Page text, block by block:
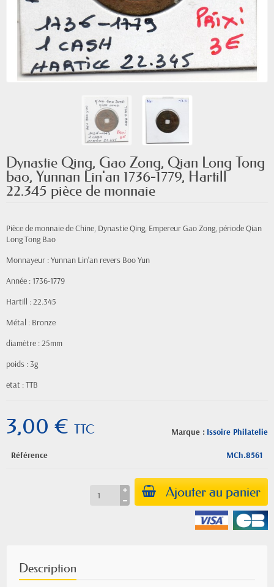
Dynastie Qing, Gao Zong, Qian Long Tong
bao, Yunnan Lin'an 1736-1779, Hartill
22.345 pièce de monnaie
Pièce de monnaie de Chine, Dynastie Qing, Empereur Gao Zong, période Qian
Long Tong Bao
Monnayeur : Yunnan Lin'an revers Boo Yun
Année : 1736-1779
Hartill : 22.345
Métal : Bronze
diamètre : 25mm
poids : 3g
etat : TTB
Marque : Issoire Philatelie
3,00 € TTC
Référence MCh.8561
Ajouter au panier
Description